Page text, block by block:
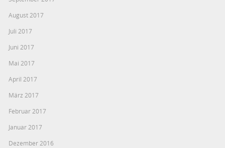
August 2017
Juli 2017
Juni 2017
Mai 2017
April 2017
März 2017
Februar 2017
Januar 2017
Dezember 2016